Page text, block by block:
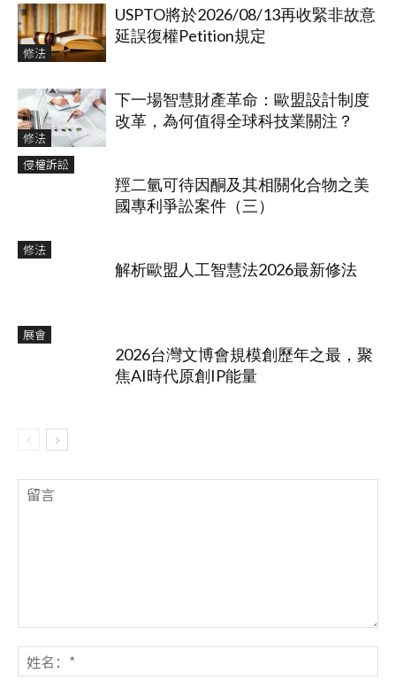
修法
USPTO將於2026/08/13再收緊非故意
延誤復權Petition規定
修法
下一場智慧財產革命：歐盟設計制度
改革，為何值得全球科技業關注？
侵權訴訟
羥二氫可待因酮及其相關化合物之美
國專利爭訟案件（三）
修法
解析歐盟人工智慧法2026最新修法
展會
2026台灣文博會規模創歷年之最，聚
焦AI時代原創IP能量